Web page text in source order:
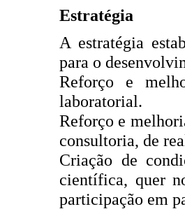
Estratégia
A estratégia
para o
Reforço e
laboratorial.
Reforço e
consultoria, de
Criação de
científica, quer
participação em